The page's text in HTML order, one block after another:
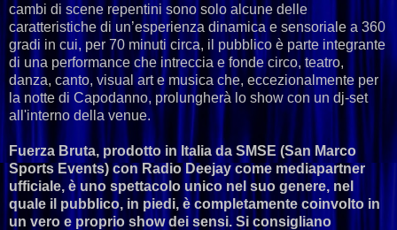
cambi di scene repentini sono solo alcune delle
caratteristiche di un’esperienza dinamica e sensoriale a 360
gradi in cui, per 70 minuti circa, il pubblico è parte integrante
di una performance che intreccia e fonde circo, teatro,
danza, canto, visual art e musica che, eccezionalmente per
la notte di Capodanno, prolungherà lo show con un dj-set
all'interno della venue.
Fuerza Bruta, prodotto in Italia da SMSE (San Marco
Sports Events) con Radio Deejay come mediapartner
ufficiale, è uno spettacolo unico nel suo genere, nel
quale il pubblico, in piedi, è completamente coinvolto in
un vero e proprio show dei sensi. Si consigliano